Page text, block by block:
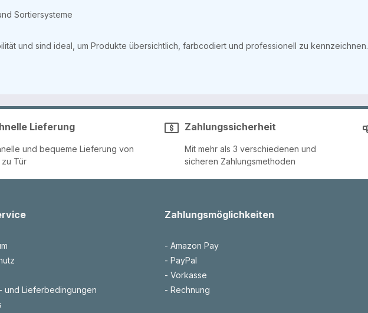
Sortiersysteme
und sind ideal, um Produkte übersichtlich, farbcodiert und professionell zu kennzeichnen.
Lieferung
und bequeme Lieferung von
zu Tür
Zahlungssicherheit
Mit mehr als 3 verschiedenen und
sicheren Zahlungsmethoden
und Lieferbedingungen
Zahlungsmöglichkeiten
- Amazon Pay
- PayPal
- Vorkasse
- Rechnung